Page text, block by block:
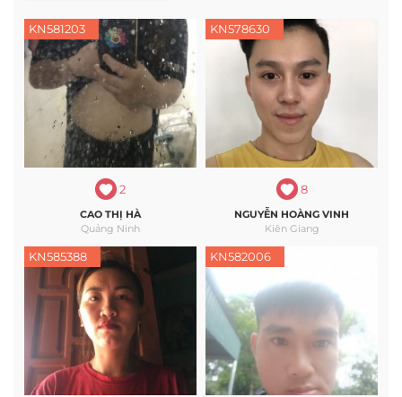
KN581203
2
CAO THỊ HÀ
Quảng Ninh
KN578630
8
NGUYỄN HOÀNG VINH
Kiên Giang
KN585388 KN582006